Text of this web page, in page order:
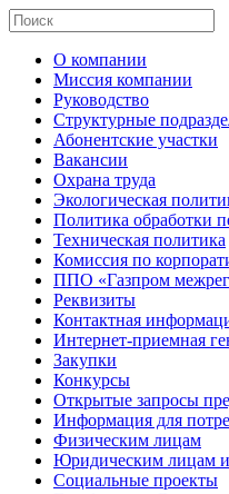
О компании
Миссия компании
Руководство
Структурные
Абонентские участки
Вакансии
Охрана труда
Экологическая
Политика обработки
Техническая политика
Комиссия по
ППО «Газпром
Реквизиты
Контактная
Интернет-приемная
Закупки
Конкурсы
Открытые запросы
Информация для
Физическим лицам
Юридическим лицам
Социальные проекты